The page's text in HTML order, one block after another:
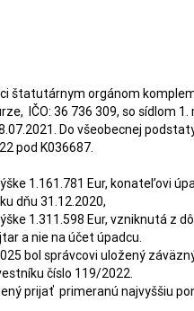
štatutárnym orgánom
IČO: 36 736 309, so sídlom 1.
Do všeobecnej
pod K036687.
dňu 31.12.2020,
a nie na účet úpadcu.
číslo 119/2022.